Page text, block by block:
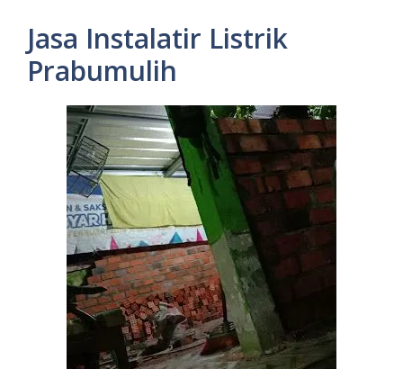
Jasa Instalatir Listrik
Prabumulih